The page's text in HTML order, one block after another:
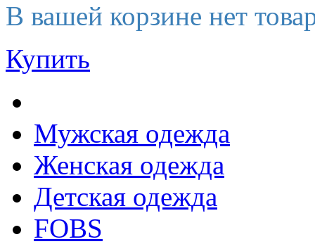
В вашей корзине нет
Купить
Мужская одежда
Женская одежда
Детская одежда
FOBS